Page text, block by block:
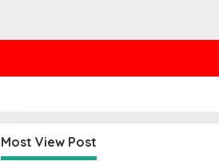
Most View Post